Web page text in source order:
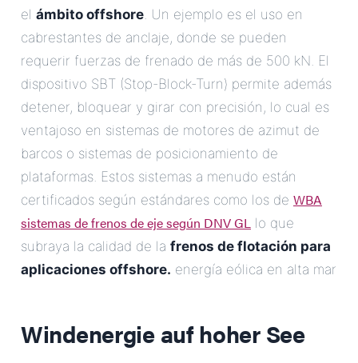
el ámbito offshore. Un ejemplo es el uso en
cabrestantes de anclaje, donde se pueden
requerir fuerzas de frenado de más de 500 kN. El
dispositivo SBT (Stop-Block-Turn) permite además
detener, bloquear y girar con precisión, lo cual es
ventajoso en sistemas de motores de azimut de
barcos o sistemas de posicionamiento de
plataformas. Estos sistemas a menudo están
certificados según estándares como los de WBA
sistemas de frenos de eje según DNV GL lo que
subraya la calidad de la frenos de flotación para
aplicaciones offshore. energía eólica en alta mar
Windenergie auf hoher See